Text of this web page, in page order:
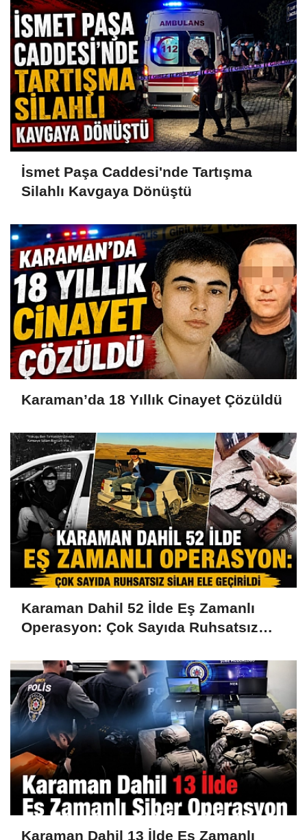
İsmet Paşa Caddesi'nde Tartışma
Silahlı Kavgaya Dönüştü
Karaman’da 18 Yıllık Cinayet Çözüldü
Karaman Dahil 52 İlde Eş Zamanlı
Operasyon: Çok Sayıda Ruhsatsız
Karaman Dahil 13 İlde Eş Zamanlı